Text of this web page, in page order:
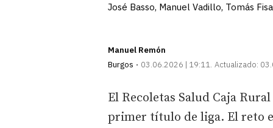
José Basso, Manuel Vadillo, Tomás
Manuel Remón
Burgos
03.06.2026 | 19:11 Actualizado:
El Recoletas Salud Caja
primer título de liga. El reto